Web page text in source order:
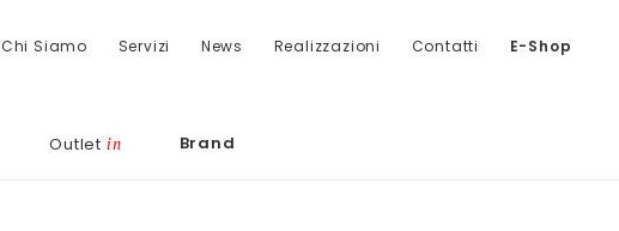
Chi Siamo Servizi News Realizzazioni Contatti E-Shop
Outlet in Brand